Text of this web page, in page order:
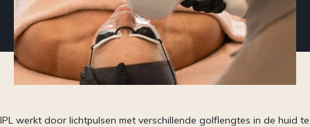
IPL werkt door lichtpulsen met verschillende golflengtes in de huid te